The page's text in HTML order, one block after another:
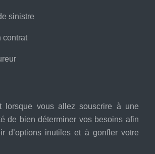
sinistre
contrat
lorsque vous allez souscrire à une
de bien déterminer vos besoins afin
d’options inutiles et à gonfler votre